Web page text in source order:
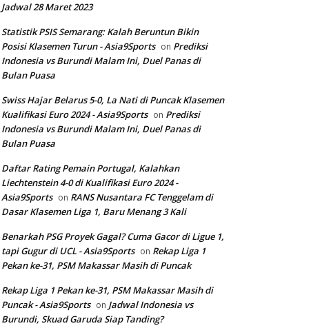
Jadwal 28 Maret 2023
Statistik PSIS Semarang: Kalah Beruntun Bikin
Posisi Klasemen Turun - Asia9Sports on Prediksi
Indonesia vs Burundi Malam Ini, Duel Panas di
Bulan Puasa
Swiss Hajar Belarus 5-0, La Nati di Puncak Klasemen
Kualifikasi Euro 2024 - Asia9Sports on Prediksi
Indonesia vs Burundi Malam Ini, Duel Panas di
Bulan Puasa
Daftar Rating Pemain Portugal, Kalahkan
Liechtenstein 4-0 di Kualifikasi Euro 2024 -
Asia9Sports on RANS Nusantara FC Tenggelam di
Dasar Klasemen Liga 1, Baru Menang 3 Kali
Benarkah PSG Proyek Gagal? Cuma Gacor di Ligue 1,
tapi Gugur di UCL - Asia9Sports on Rekap Liga 1
Pekan ke-31, PSM Makassar Masih di Puncak
Rekap Liga 1 Pekan ke-31, PSM Makassar Masih di
Puncak - Asia9Sports on Jadwal Indonesia vs
Burundi, Skuad Garuda Siap Tanding?